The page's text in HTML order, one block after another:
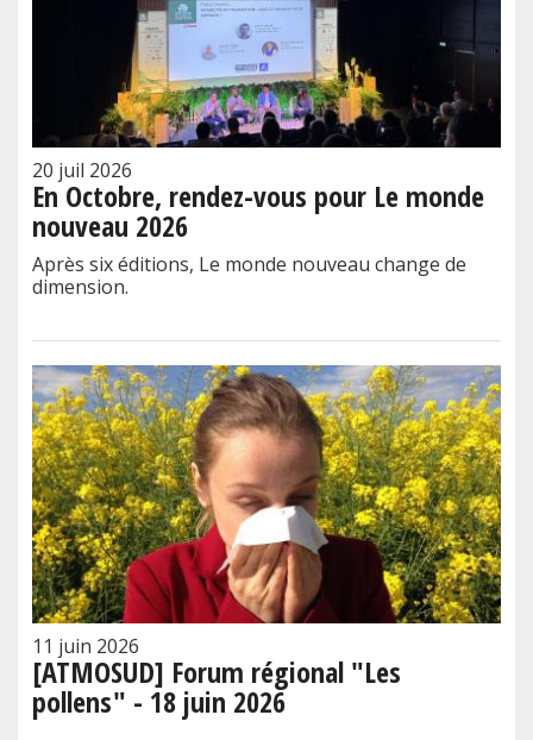
20 juil 2026
En Octobre, rendez-vous pour Le monde
nouveau 2026
Après six éditions, Le monde nouveau change de
dimension.
11 juin 2026
[ATMOSUD] Forum régional "Les
pollens" - 18 juin 2026